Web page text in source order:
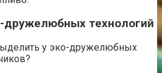
дружелюбных технологий
у эко-дружелюбных